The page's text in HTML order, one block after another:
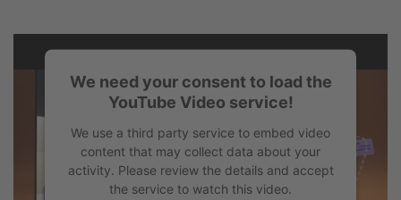
We need your consent to load the
YouTube Video service!
We use a third party service to embed video
content that may collect data about your
activity. Please review the details and accept
the service to watch this video.